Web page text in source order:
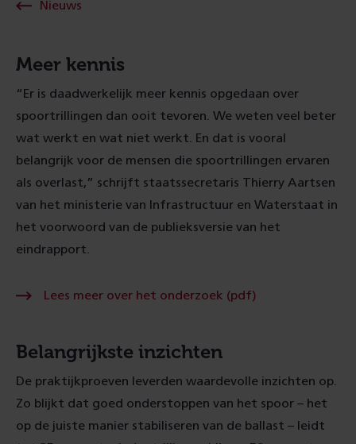
Nieuws
Meer kennis
“Er is daadwerkelijk meer kennis opgedaan over
spoortrillingen dan ooit tevoren. We weten veel beter
wat werkt en wat niet werkt. En dat is vooral
belangrijk voor de mensen die spoortrillingen ervaren
als overlast,” schrijft staatssecretaris Thierry Aartsen
van het ministerie van Infrastructuur en Waterstaat in
het voorwoord van de publieksversie van het
eindrapport.
Lees meer over het onderzoek (pdf)
Belangrijkste inzichten
De praktijkproeven leverden waardevolle inzichten op.
Zo blijkt dat goed onderstoppen van het spoor – het
op de juiste manier stabiliseren van de ballast – leidt